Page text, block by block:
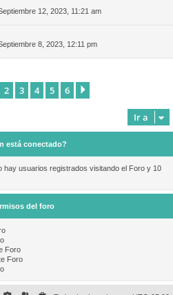
12, 2023, 11:21 am
8, 2023, 12:11 pm
2 3 4 5 6
Ir a
está conectado?
usuarios registrados visitando el Foro y 10
del foro
Foro
Foro